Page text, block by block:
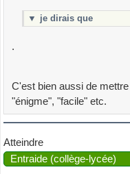
▼ je dirais que
.
C'est bien aussi de
"énigme", "facile" etc.
Atteindre